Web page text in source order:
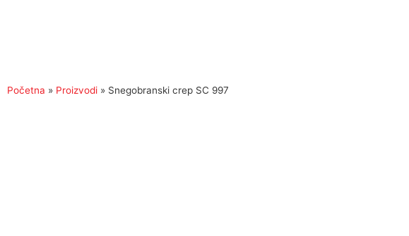
Početna » Proizvodi » Snegobranski crep SC 997